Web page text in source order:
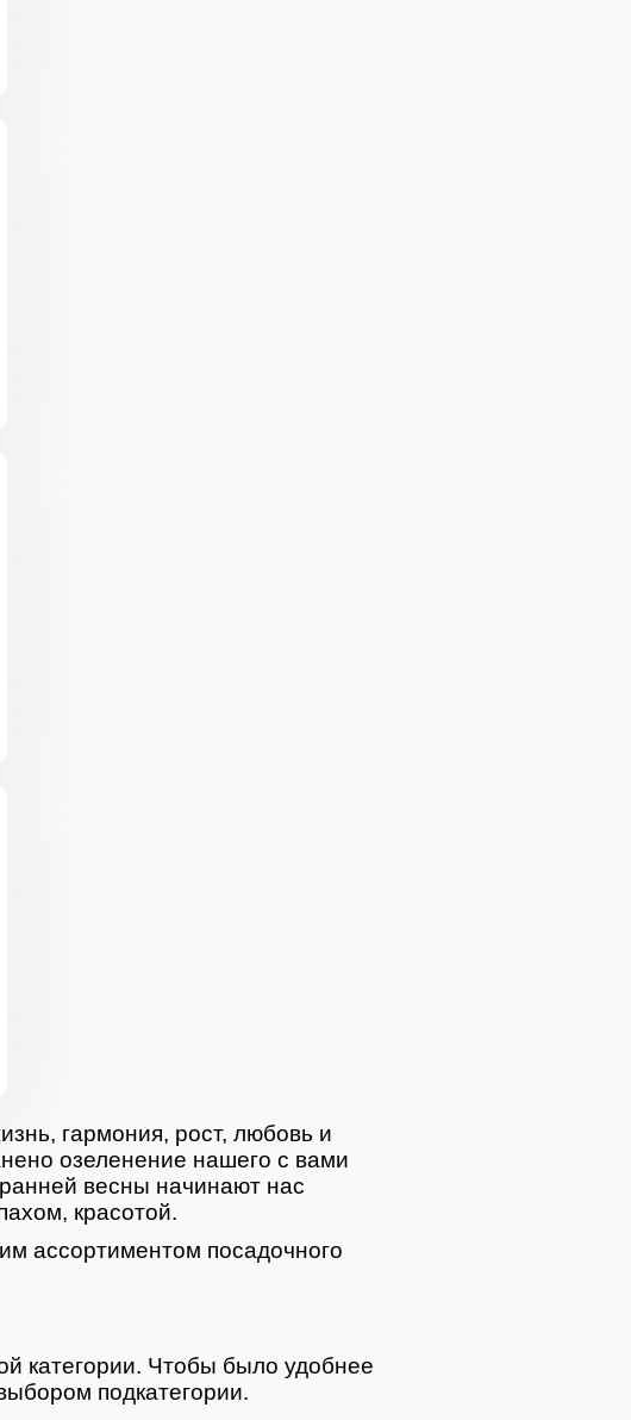
гармония, рост, любовь и
озеленение нашего с вами
весны начинают нас
красотой.
ассортиментом посадочного
категории. Чтобы было удобнее
подкатегории.